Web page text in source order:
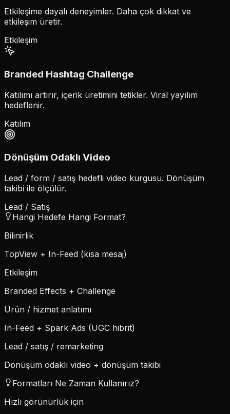
Etkileşime dayalı deneyimler. Daha çok dikkat ve
etkileşim üretir.
Etkileşim
Branded Hashtag Challenge
Katılımı artırır, içerik üretimini tetikler. Viral yayılım
hedeflenir.
Katılım
Dönüşüm Odaklı Video
Lead / form / satış hedefli video kurgusu. Dönüşüm
takibi ile ölçülür.
Lead / Satış
Hangi Hedefe Hangi Format?
Bilinirlik
TopView + In-Feed (kısa mesaj)
Etkileşim
Branded Effects + Challenge
Ürün / hizmet anlatımı
In-Feed + Spark Ads (UGC hibrit)
Lead / satış / remarketing
Dönüşüm odaklı video + dönüşüm takibi
Formatları Ne Zaman Kullanırız?
Hızlı görünürlük için